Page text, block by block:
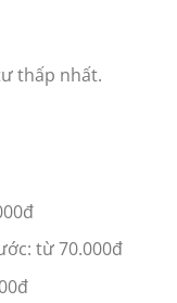
thấp nhất.
từ 70.000đ